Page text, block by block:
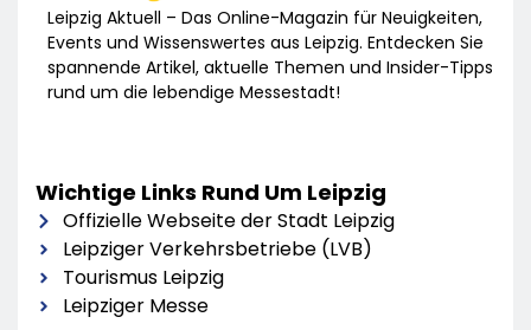
Leipzig Aktuell – Das Online-Magazin für Neuigkeiten,
Events und Wissenswertes aus Leipzig. Entdecken Sie
spannende Artikel, aktuelle Themen und Insider-Tipps
rund um die lebendige Messestadt!
Wichtige Links Rund Um Leipzig
Offizielle Webseite der Stadt Leipzig
Leipziger Verkehrsbetriebe (LVB)
Tourismus Leipzig
Leipziger Messe